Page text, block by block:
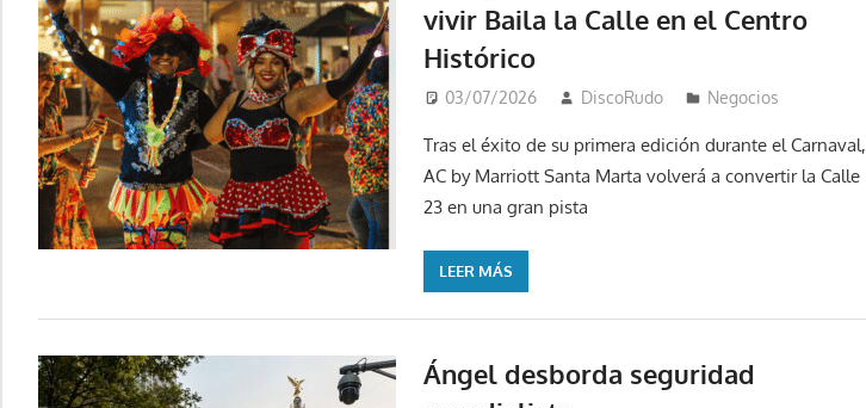
vivir Baila la Calle en el Centro
Histórico
03/07/2026 DiscoRudo Negocios
Tras el éxito de su primera edición durante el Carnaval,
AC by Marriott Santa Marta volverá a convertir la Calle
23 en una gran pista
LEER MÁS
Ángel desborda seguridad